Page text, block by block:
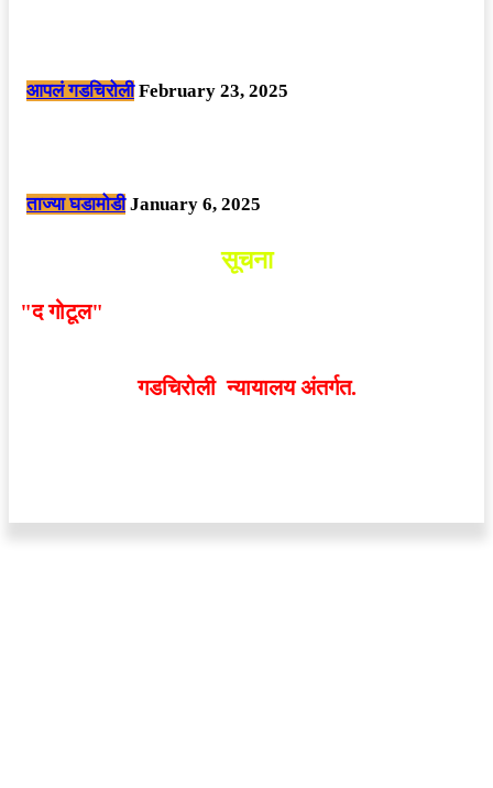
आपलं गडचिरोली February 23, 2025
ताज्या घडामोडी January 6, 2025
सूचना
"द गोटूल"
गडचिरोली न्यायालय अंतर्गत.